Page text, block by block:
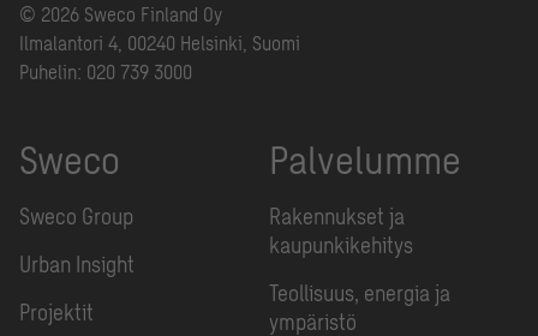
© 2026 Sweco Finland Oy
Ilmalantori 4, 00240 Helsinki, Suomi
Puhelin: 020 739 3000
Sweco
Sweco Group
Urban Insight
Projektit
Palvelumme
Rakennukset ja
kaupunkikehitys
Teollisuus, energia ja
ympäristö